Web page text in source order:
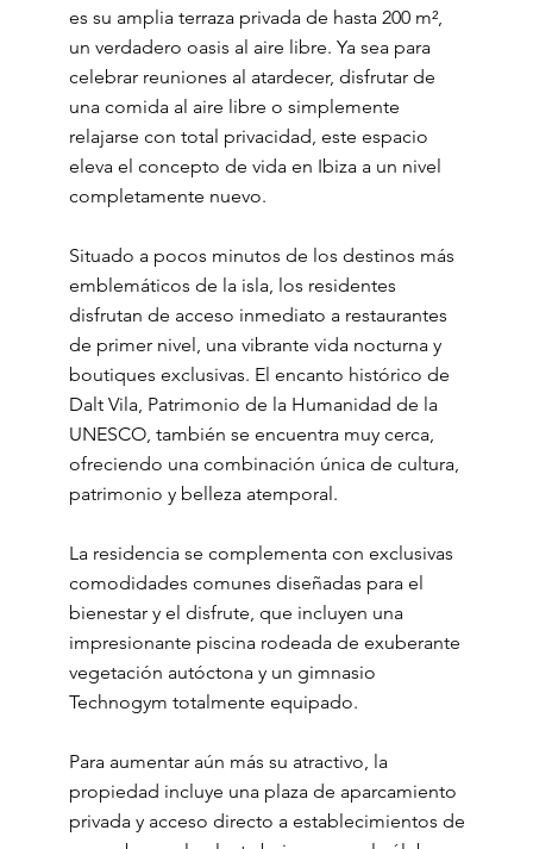
es su amplia terraza privada de hasta 200 m²,
un verdadero oasis al aire libre. Ya sea para
celebrar reuniones al atardecer, disfrutar de
una comida al aire libre o simplemente
relajarse con total privacidad, este espacio
eleva el concepto de vida en Ibiza a un nivel
completamente nuevo.
Situado a pocos minutos de los destinos más
emblemáticos de la isla, los residentes
disfrutan de acceso inmediato a restaurantes
de primer nivel, una vibrante vida nocturna y
boutiques exclusivas. El encanto histórico de
Dalt Vila, Patrimonio de la Humanidad de la
UNESCO, también se encuentra muy cerca,
ofreciendo una combinación única de cultura,
patrimonio y belleza atemporal.
La residencia se complementa con exclusivas
comodidades comunes diseñadas para el
bienestar y el disfrute, que incluyen una
impresionante piscina rodeada de exuberante
vegetación autóctona y un gimnasio
Technogym totalmente equipado.
Para aumentar aún más su atractivo, la
propiedad incluye una plaza de aparcamiento
privada y acceso directo a establecimientos de